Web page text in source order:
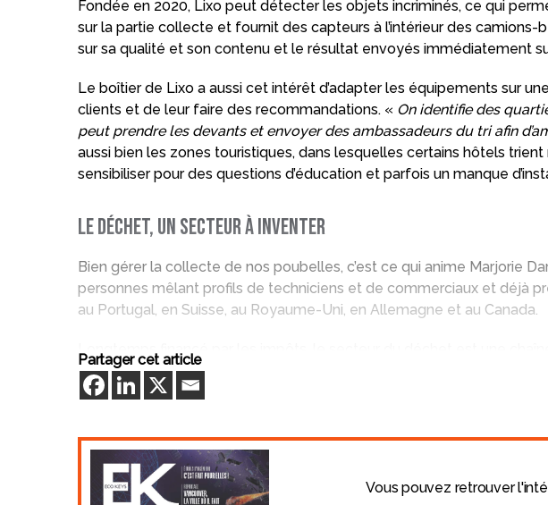
Fondée en 2020, Lixo peut détecter les objets incriminés, ce qui
sur la partie collecte et fournit des capteurs à l’intérieur des
sur sa qualité et son contenu et le résultat envoyés immédiatement
Le boîtier de Lixo a aussi cet intérêt d’adapter les équipements sur
clients et de leur faire des recommandations. « On identifie des
peut prendre les devants et envoyer des ambassadeurs du tri afin
aussi bien les zones touristiques, dans lesquelles certains hôtels
sensibiliser pour des questions d’éducation et parfois un manque
Le déchet, un secteur à inventer
Bien gérer la collecte de nos poubelles, c’est ce qui anime Marjorie
personnes mêlant profils de techniciens et de commerciaux et déjà
au Portugal, en Suisse, au Royaume-Uni, en Allemagne et au Canada.
Longtemps financé par les impôts, le secteur du déchet est une
dénuée de logique économique et d’innovations. Le mauvais
l’enfouissement, de l’incinération ou du centre de tri a un coût financier
associé Olivier Large, Marjorie Darcet s’empare du sujet avec
des choses à faire parce que avec l’évolution du prix des matières
trouver un équilibre économique totalement absent dans ce secteur,
Partager cet article
Vous pouvez retrouver